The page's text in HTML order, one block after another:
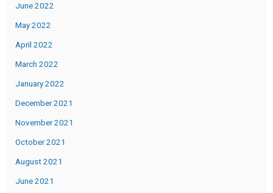
June 2022
May 2022
April 2022
March 2022
January 2022
December 2021
November 2021
October 2021
August 2021
June 2021